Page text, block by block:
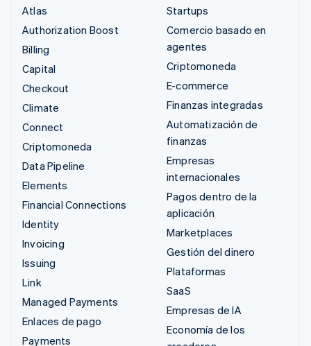
Atlas
Authorization Boost
Billing
Capital
Checkout
Climate
Connect
Criptomoneda
Data Pipeline
Elements
Financial Connections
Identity
Invoicing
Issuing
Link
Managed Payments
Enlaces de pago
Payments
Startups
Comercio basado en
agentes
Criptomoneda
E-commerce
Finanzas integradas
Automatización de
finanzas
Empresas
internacionales
Pagos dentro de la
aplicación
Marketplaces
Gestión del dinero
Plataformas
SaaS
Empresas de IA
Economía de los